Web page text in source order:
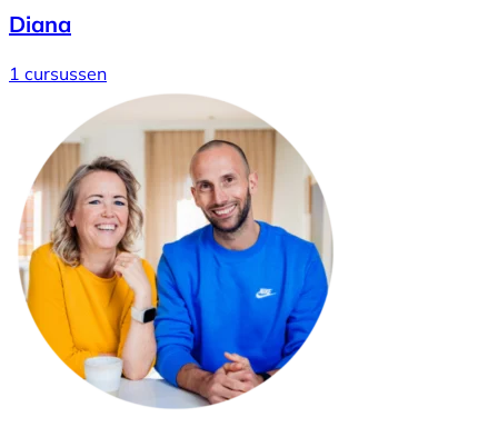
Diana
1 cursussen